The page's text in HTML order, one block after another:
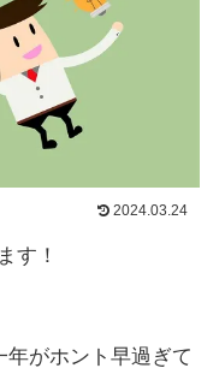
2024.03.24
す！
がホント早過ぎて